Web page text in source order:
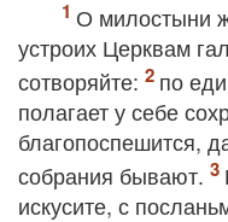
О милостыни
устроих Церквам
сотворяйте:
по
полагает у себе
благопоспешится,
собрания бывают.
искусите, с